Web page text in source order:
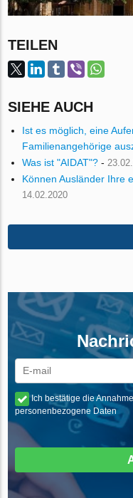
TEILEN
SIEHE AUCH
Ist es möglich, eine
Familienangehörige
Was ist "AIDAT"? -
Können Ausländer Ihre
14.02.2020
Ich bestätige die
personenbezogene Daten